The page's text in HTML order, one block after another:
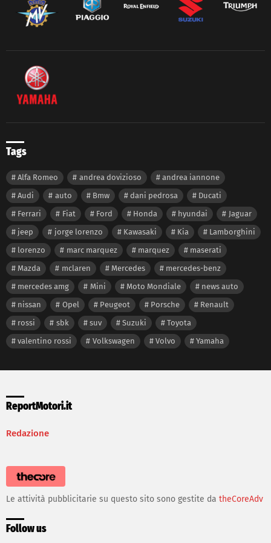
Tags
Alfa Romeo andrea dovizioso
andrea iannone
Audi
auto Bmw dani pedrosa
Ducati
Ferrari
Fiat Ford Honda hyundai
Jaguar
jeep
jorge lorenzo Kawasaki Kia
Lamborghini
lorenzo
marc marquez marquez
maserati
Mazda
mclaren Mercedes
mercedes-benz
mercedes amg
Mini Moto Mondiale
news auto
nissan
Opel Peugeot Porsche
Renault
rossi
sbk suv Suzuki
Toyota
valentino rossi
Volkswagen Volvo Yamaha
ReportMotori.it
Redazione
Le attività pubblicitarie su questo sito sono gestite da theCoreAdv
Follow us